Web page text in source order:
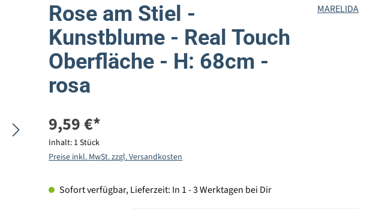
Rose am Stiel -
Kunstblume - Real Touch
Oberfläche - H: 68cm -
rosa
MARELIDA
9,59 €*
Inhalt: 1 Stück
Preise inkl. MwSt. zzgl. Versandkosten
Sofort verfügbar, Lieferzeit: In 1 - 3 Werktagen bei Dir